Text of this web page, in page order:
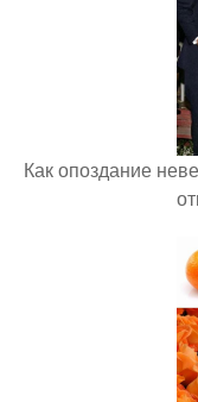
Как опоздание